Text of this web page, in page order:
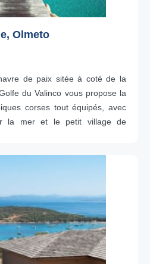
Olmeto
de paix sitée à coté de la
du Valinco vous propose la
corses tout équipés, avec
la mer et le petit village de